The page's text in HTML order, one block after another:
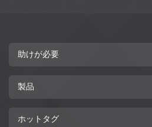
助けが必要
製品
ホットタグ